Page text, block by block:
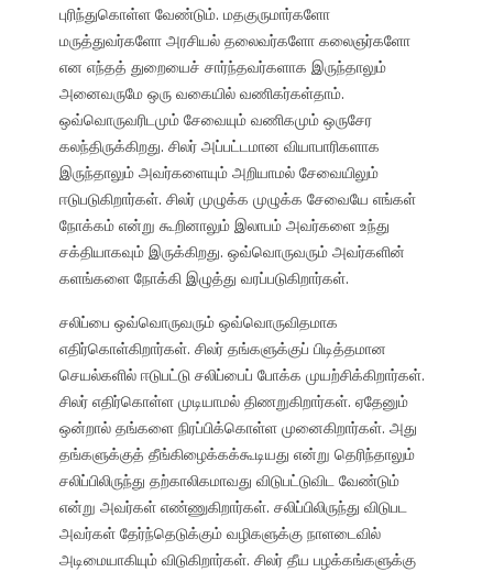
புரிந்துகொள்ள வேண்டும். மதகுருமார்களோ
மருத்துவர்களோ அரசியல் தலைவர்களோ கலைஞர்களோ
என எந்தத் துறையைச் சார்ந்தவர்களாக இருந்தாலும்
அனைவருமே ஒரு வகையில் வணிகர்கள்தாம்.
ஒவ்வொருவரிடமும் சேவையும் வணிகமும் ஒருசேர
கலந்திருக்கிறது. சிலர் அப்பட்டமான வியாபாரிகளாக
இருந்தாலும் அவர்களையும் அறியாமல் சேவையிலும்
ஈடுபடுகிறார்கள். சிலர் முழுக்க முழுக்க சேவையே எங்கள்
நோக்கம் என்று கூறினாலும் இலாபம் அவர்களை உந்து
சக்தியாகவும் இருக்கிறது. ஒவ்வொருவரும் அவர்களின்
களங்களை நோக்கி இழுத்து வரப்படுகிறார்கள்.
சலிப்பை ஒவ்வொருவரும் ஒவ்வொருவிதமாக
எதிர்கொள்கிறார்கள். சிலர் தங்களுக்குப் பிடித்தமான
செயல்களில் ஈடுபட்டு சலிப்பைப் போக்க முயற்சிக்கிறார்கள்.
சிலர் எதிர்கொள்ள முடியாமல் திணறுகிறார்கள். ஏதேனும்
ஒன்றால் தங்களை நிரப்பிக்கொள்ள முனைகிறார்கள். அது
தங்களுக்குத் தீங்கிழைக்கக்கூடியது என்று தெரிந்தாலும்
சலிப்பிலிருந்து தற்காலிகமாவது விடுபட்டுவிட வேண்டும்
என்று அவர்கள் எண்ணுகிறார்கள். சலிப்பிலிருந்து விடுபட
அவர்கள் தேர்ந்தெடுக்கும் வழிகளுக்கு நாளடைவில்
அடிமையாகியும் விடுகிறார்கள். சிலர் தீய பழக்கங்களுக்கு